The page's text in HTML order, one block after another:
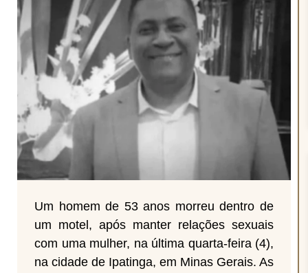
Um homem de 53 anos morreu dentro de
um motel, após manter relações sexuais
com uma mulher, na última quarta-feira (4),
na cidade de Ipatinga, em Minas Gerais. As